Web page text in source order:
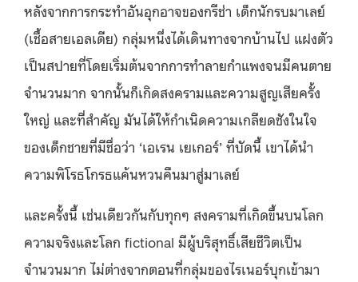
หลังจากการกระทำอันอุกอาจของกรีช่า เด็กนักรบมาเลย์
(เชื้อสายเอลเดีย) กลุ่มหนึ่งได้เดินทางจากบ้านไป แฝงตัว
เป็นสปายที่โดยเริ่มต้นจากการทำลายกำแพงจนมีคนตาย
จำนวนมาก จากนั้นก็เกิดสงครามและความสูญเสียครั้ง
ใหญ่ และที่สำคัญ มันได้ให้กำเนิดความเกลียดชังในใจ
ของเด็กชายที่มีชื่อว่า ‘เอเรน เยเกอร์’ ที่บัดนี้ เขาได้นำ
ความพิโรธโกรธแค้นหวนคืนมาสู่มาเลย์
และครั้งนี้ เช่นเดียวกันกับทุกๆ สงครามที่เกิดขึ้นบนโลก
ความจริงและโลก fictional มีผู้บริสุทธิ์เสียชีวิตเป็น
จำนวนมาก ไม่ต่างจากตอนที่กลุ่มของไรเนอร์บุกเข้ามา